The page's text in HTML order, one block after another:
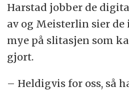
Harstad jobber de
av og Meisterlin sier
mye på slitasjen som
gjort.
– Heldigvis for oss, så